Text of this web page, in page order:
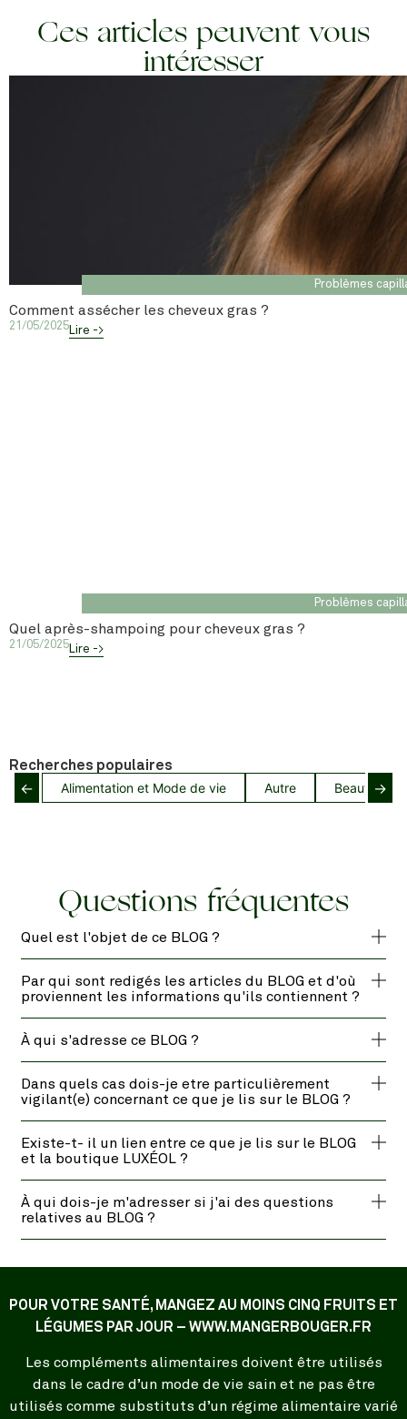
Ces articles peuvent vous
intéresser
Problèmes
Comment assécher les cheveux gras ?
21/05/2025Lire ->
Problèmes
Quel après-shampoing pour cheveux gras ?
21/05/2025Lire ->
Recherches populaires
← Alimentation et Mode de vie Autre Beauté→
Questions fréquentes
Quel est l'objet de ce BLOG ?
Par qui sont redigés les articles du BLOG et d'où
proviennent les informations qu'ils contiennent ?
À qui s'adresse ce BLOG ?
Dans quels cas dois-je etre particulièrement
vigilant(e) concernant ce que je lis sur le BLOG ?
Existe-t- il un lien entre ce que je lis sur le BLOG
et la boutique LUXÉOL ?
À qui dois-je m'adresser si j'ai des questions
relatives au BLOG ?
POUR VOTRE SANTÉ, MANGEZ AU MOINS CINQ FRUITS ET
LÉGUMES PAR JOUR – WWW.MANGERBOUGER.FR
Les compléments alimentaires doivent être utilisés
dans le cadre d’un mode de vie sain et ne pas être
utilisés comme substituts d’un régime alimentaire varié